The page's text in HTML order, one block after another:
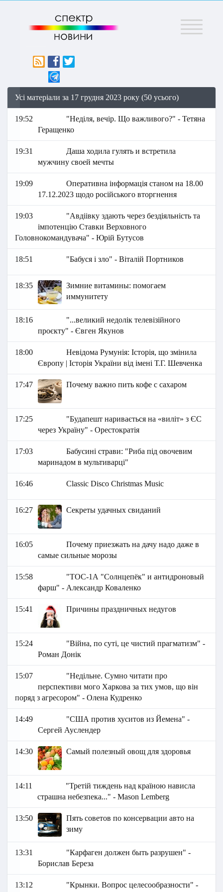
Меню
Усі матеріали за 17 грудня 2023 року (50 усього)
19:52
"Неділя, вечір. Що важливого?" - Тетяна
Геращенко
19:31
Даша ходила гулять и встретила
мужчину своей мечты
19:09
Оперативна інформація станом на 18.00
17.12.2023 щодо російського вторгнення
19:03
"Авдіівку здають через бездіяльність та
імпотенцію Ставки Верховного
Головнокомандувача" - Юрій Бутусов
18:51 "Бабуся і зло" - Віталій Портников
18:35
Зимние витамины: помогаем
иммунитету
18:16
"...великий недолік телевізійного
проєкту" - Євген Якунов
18:00
Невідома Румунія: Історія, що змінила
Європу | Історія України від імені Т.Г. Шевченка
17:47 Почему важно пить кофе с сахаром
17:25
"Будапешт наривається на «виліт» з ЄС
через Україну" - Орестократія
17:03
Бабусині страви: "Риба під овочевим
маринадом в мультиварці"
16:46 Classic Disco Christmas Music
16:27 Секреты удачных свиданий
16:05
Почему приезжать на дачу надо даже в
самые сильные морозы
15:58
"ТОС-1А "Солнцепёк" и антидроновый
фарш" - Александр Коваленко
15:41 Причины праздничных недугов
15:24
"Війна, по суті, це чистий прагматизм" -
Роман Донік
15:07
"Недільне. Сумно читати про
перспективи мого Харкова за тих умов, що він
поряд з агресором" - Олена Кудренко
14:49
"США против хуситов из Йемена" -
Сергей Ауслендер
14:30 Самый полезный овощ для здоровья
14:11
"Третій тиждень над країною нависла
страшна небезпека..." - Маson Lemberg
13:50
Пять советов по консервации авто на
зиму
13:31
"Карфаген должен быть разрушен" -
Борислав Береза
13:12
"Крынки. Вопрос целесообразности" -